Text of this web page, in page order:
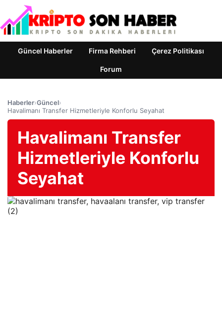
Güncel Haberler Firma Rehberi Çerez Politikası
Forum
Haberler›Güncel›
Havalimanı Transfer Hizmetleriyle Konforlu Seyahat
Havalimanı Transfer
Hizmetleriyle Konforlu
Seyahat